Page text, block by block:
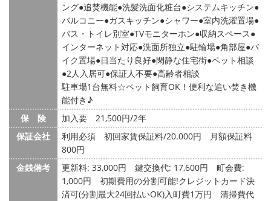
ング 追焚機能 洗髪洗面化粧台 システムキッチン
バルコニー ガスキッチン シャワー 室内洗濯置場
バス・トイレ別室 TVモニターホン 収納スペース
インターネット対応 洗面所独立 駐輪場 角部屋 バ
イク置場 日当たり良好 閑静な住宅街 ペット相談
2人入居可 保証人不要 高齢者相談
駐車場1台無料☆ペット飼育OK！便利な追い焚き機
能付き♪
保 険
加入要 21,500円/2年
保証会社
利用必須 初回家賃保証料/20.000円 月額保証料
800円
金銭備考
更新料: 33,000円 鍵交換代: 17,600円
町会費:
1,000円
初期費用の分割可能!クレジットカード決
済可(分割最大24回払いOK)入町費1万円 清掃費代